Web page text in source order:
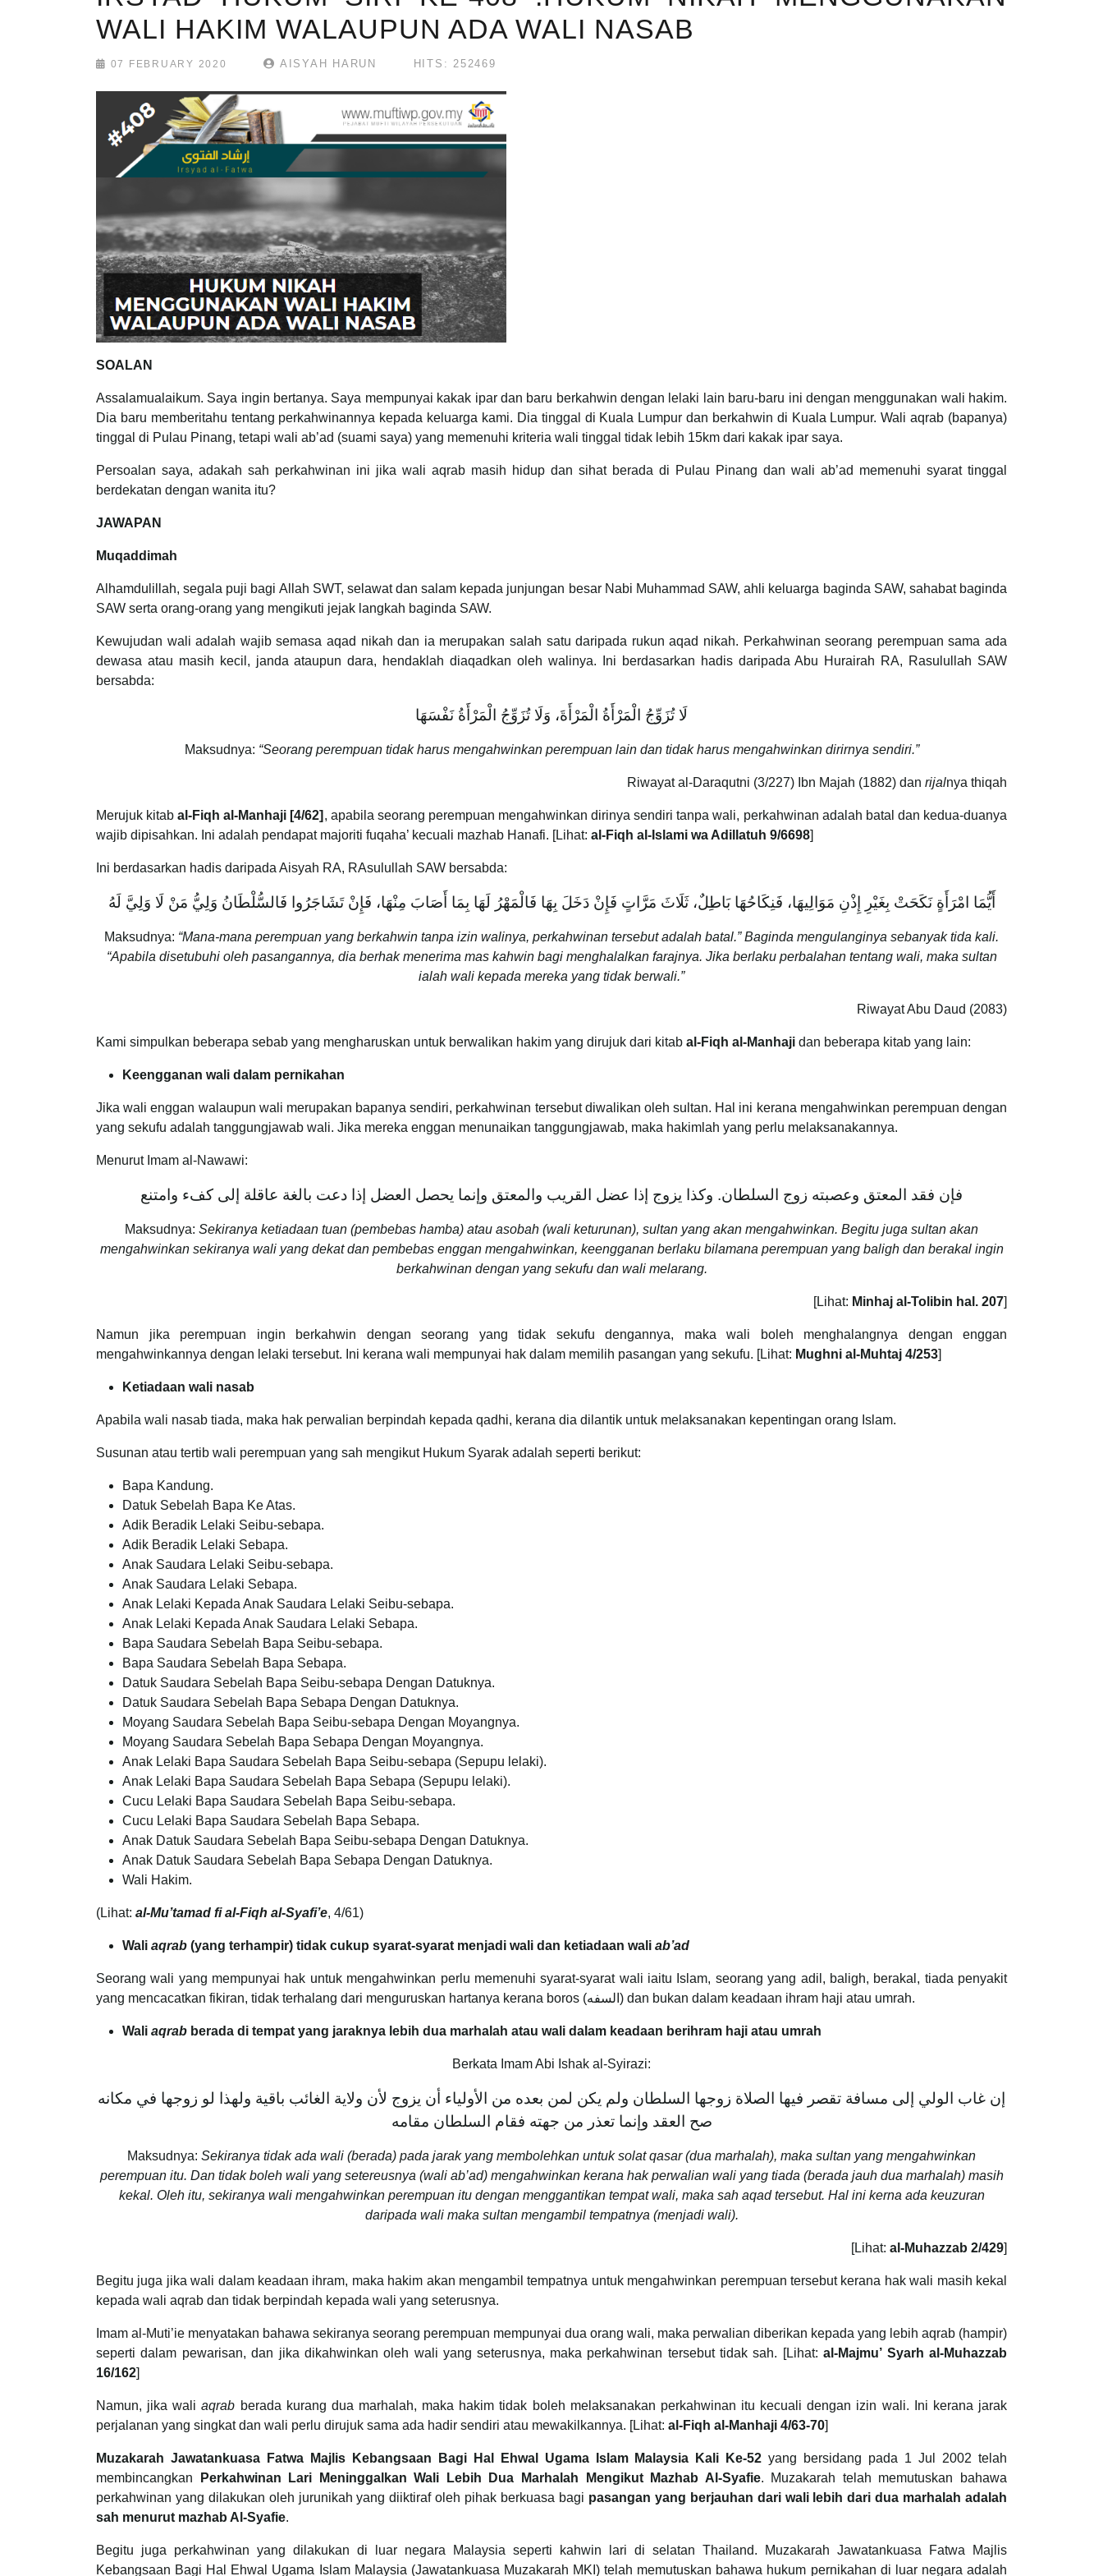
WALI HAKIM WALAUPUN ADA WALI NASAB
07 FEBRUARY 2020 AISYAH HARUN HITS: 252469
SOALAN
Assalamualaikum. Saya ingin bertanya. Saya mempunyai kakak ipar dan baru berkahwin dengan lelaki lain baru-baru ini dengan menggunakan wali hakim.
Dia baru memberitahu tentang perkahwinannya kepada keluarga kami. Dia tinggal di Kuala Lumpur dan berkahwin di Kuala Lumpur. Wali aqrab (bapanya)
tinggal di Pulau Pinang, tetapi wali ab’ad (suami saya) yang memenuhi kriteria wali tinggal tidak lebih 15km dari kakak ipar saya.
Persoalan saya, adakah sah perkahwinan ini jika wali aqrab masih hidup dan sihat berada di Pulau Pinang dan wali ab’ad memenuhi syarat tinggal
berdekatan dengan wanita itu?
JAWAPAN
Muqaddimah
Alhamdulillah, segala puji bagi Allah SWT, selawat dan salam kepada junjungan besar Nabi Muhammad SAW, ahli keluarga baginda SAW, sahabat baginda
SAW serta orang-orang yang mengikuti jejak langkah baginda SAW.
Kewujudan wali adalah wajib semasa aqad nikah dan ia merupakan salah satu daripada rukun aqad nikah. Perkahwinan seorang perempuan sama ada
dewasa atau masih kecil, janda ataupun dara, hendaklah diaqadkan oleh walinya. Ini berdasarkan hadis daripada Abu Hurairah RA, Rasulullah SAW
bersabda:
لَا تُزَوِّجُ الْمَرْأَةُ الْمَرْأَةَ، وَلَا تُزَوِّجُ الْمَرْأَةُ نَفْسَهَا
Maksudnya: “Seorang perempuan tidak harus mengahwinkan perempuan lain dan tidak harus mengahwinkan dirirnya sendiri.”
Riwayat al-Daraqutni (3/227) Ibn Majah (1882) dan rijalnya thiqah
Merujuk kitabal-Fiqh al-Manhaji [4/62] , apabila seorang perempuan mengahwinkan dirinya sendiri tanpa wali, perkahwinan adalah batal dan kedua-duanya
wajib dipisahkan. Ini adalah pendapat majoriti fuqaha’ kecuali mazhab Hanafi. [Lihat: al-Fiqh al-Islami wa Adillatuh 9/6698]
Ini berdasarkan hadis daripada Aisyah RA, RAsulullah SAW bersabda:
أَيُّمَا امْرَأَةٍ نَكَحَتْ بِغَيْرِ إِذْنِ مَوَالِيهَا، فَنِكَاحُهَا بَاطِلٌ، ثَلَاثَ مَرَّاتٍ فَإِنْ دَخَلَ بِهَا فَالْمَهْرُ لَهَا بِمَا أَصَابَ مِنْهَا، فَإِنْ تَشَاجَرُوا فَالسُّلْطَانُ وَلِيُّ مَنْ لَا وَلِيَّ لَهُ
Maksudnya: “Mana-mana perempuan yang berkahwin tanpa izin walinya, perkahwinan tersebut adalah batal.” Baginda mengulanginya sebanyak tida kali.
“Apabila disetubuhi oleh pasangannya, dia berhak menerima mas kahwin bagi menghalalkan farajnya. Jika berlaku perbalahan tentang wali, maka sultan
ialah wali kepada mereka yang tidak berwali.”
Riwayat Abu Daud (2083)
Kami simpulkan beberapa sebab yang mengharuskan untuk berwalikan hakim yang dirujuk dari kitab al-Fiqh al-Manhaji dan beberapa kitab yang lain:
Keengganan wali dalam pernikahan
Jika wali enggan walaupun wali merupakan bapanya sendiri, perkahwinan tersebut diwalikan oleh sultan. Hal ini kerana mengahwinkan perempuan dengan
yang sekufu adalah tanggungjawab wali. Jika mereka enggan menunaikan tanggungjawab, maka hakimlah yang perlu melaksanakannya.
Menurut Imam al-Nawawi:
فإن فقد المعتق وعصبته زوج السلطان. وكذا يزوج إذا عضل القريب والمعتق وإنما يحصل العضل إذا دعت بالغة عاقلة إلى كفء وامتنع
Maksudnya: Sekiranya ketiadaan tuan (pembebas hamba) atau asobah (wali keturunan), sultan yang akan mengahwinkan. Begitu juga sultan akan
mengahwinkan sekiranya wali yang dekat dan pembebas enggan mengahwinkan, keengganan berlaku bilamana perempuan yang baligh dan berakal ingin
berkahwinan dengan yang sekufu dan wali melarang.
[Lihat: Minhaj al-Tolibin hal. 207]
Namun jika perempuan ingin berkahwin dengan seorang yang tidak sekufu dengannya, maka wali boleh menghalangnya dengan enggan
mengahwinkannya dengan lelaki tersebut. Ini kerana wali mempunyai hak dalam memilih pasangan yang sekufu. [Lihat: Mughni al-Muhtaj 4/253]
Ketiadaan wali nasab
Apabila wali nasab tiada, maka hak perwalian berpindah kepada qadhi, kerana dia dilantik untuk melaksanakan kepentingan orang Islam.
Susunan atau tertib wali perempuan yang sah mengikut Hukum Syarak adalah seperti berikut:
Bapa Kandung.
Datuk Sebelah Bapa Ke Atas.
Adik Beradik Lelaki Seibu-sebapa.
Adik Beradik Lelaki Sebapa.
Anak Saudara Lelaki Seibu-sebapa.
Anak Saudara Lelaki Sebapa.
Anak Lelaki Kepada Anak Saudara Lelaki Seibu-sebapa.
Anak Lelaki Kepada Anak Saudara Lelaki Sebapa.
Bapa Saudara Sebelah Bapa Seibu-sebapa.
Bapa Saudara Sebelah Bapa Sebapa.
Datuk Saudara Sebelah Bapa Seibu-sebapa Dengan Datuknya.
Datuk Saudara Sebelah Bapa Sebapa Dengan Datuknya.
Moyang Saudara Sebelah Bapa Seibu-sebapa Dengan Moyangnya.
Moyang Saudara Sebelah Bapa Sebapa Dengan Moyangnya.
Anak Lelaki Bapa Saudara Sebelah Bapa Seibu-sebapa (Sepupu lelaki).
Anak Lelaki Bapa Saudara Sebelah Bapa Sebapa (Sepupu lelaki).
Cucu Lelaki Bapa Saudara Sebelah Bapa Seibu-sebapa.
Cucu Lelaki Bapa Saudara Sebelah Bapa Sebapa.
Anak Datuk Saudara Sebelah Bapa Seibu-sebapa Dengan Datuknya.
Anak Datuk Saudara Sebelah Bapa Sebapa Dengan Datuknya.
Wali Hakim.
(Lihat: al-Mu’tamad fi al-Fiqh al-Syafi’e, 4/61)
Wali aqrab (yang terhampir) tidak cukup syarat-syarat menjadi wali dan ketiadaan wali ab’ad
Seorang wali yang mempunyai hak untuk mengahwinkan perlu memenuhi syarat-syarat wali iaitu Islam, seorang yang adil, baligh, berakal, tiada penyakit
yang mencacatkan fikiran, tidak terhalang dari menguruskan hartanya kerana boros (السفه) dan bukan dalam keadaan ihram haji atau umrah.
Wali aqrab berada di tempat yang jaraknya lebih dua marhalah atau wali dalam keadaan berihram haji atau umrah
Berkata Imam Abi Ishak al-Syirazi:
إن غاب الولي إلى مسافة تقصر فيها الصلاة زوجها السلطان ولم يكن لمن بعده من الأولياء أن يزوج لأن ولاية الغائب باقية ولهذا لو زوجها في مكانه
صح العقد وإنما تعذر من جهته فقام السلطان مقامه
Maksudnya: Sekiranya tidak ada wali (berada) pada jarak yang membolehkan untuk solat qasar (dua marhalah), maka sultan yang mengahwinkan
perempuan itu. Dan tidak boleh wali yang setereusnya (wali ab’ad) mengahwinkan kerana hak perwalian wali yang tiada (berada jauh dua marhalah) masih
kekal. Oleh itu, sekiranya wali mengahwinkan perempuan itu dengan menggantikan tempat wali, maka sah aqad tersebut. Hal ini kerna ada keuzuran
daripada wali maka sultan mengambil tempatnya (menjadi wali).
[Lihat: al-Muhazzab 2/429]
Begitu juga jika wali dalam keadaan ihram, maka hakim akan mengambil tempatnya untuk mengahwinkan perempuan tersebut kerana hak wali masih kekal
kepada wali aqrab dan tidak berpindah kepada wali yang seterusnya.
Imam al-Muti’ie menyatakan bahawa sekiranya seorang perempuan mempunyai dua orang wali, maka perwalian diberikan kepada yang lebih aqrab (hampir)
seperti dalam pewarisan, dan jika dikahwinkan oleh wali yang seterusnya, maka perkahwinan tersebut tidak sah. [Lihat:al-Majmu’ Syarh al-Muhazzab
16/162]
Namun, jika waliaqrab berada kurang dua marhalah, maka hakim tidak boleh melaksanakan perkahwinan itu kecuali dengan izin wali. Ini kerana jarak
perjalanan yang singkat dan wali perlu dirujuk sama ada hadir sendiri atau mewakilkannya. [Lihat: al-Fiqh al-Manhaji 4/63-70]
Muzakarah Jawatankuasa Fatwa Majlis Kebangsaan Bagi Hal Ehwal Ugama Islam Malaysia Kali Ke-52 yang bersidang pada 1 Jul 2002 telah
membincangkan
Perkahwinan Lari Meninggalkan Wali Lebih Dua Marhalah Mengikut Mazhab Al-Syafie. Muzakarah telah memutuskan bahawa
perkahwinan yang dilakukan oleh jurunikah yang diiktiraf oleh pihak berkuasa bagi pasangan yang berjauhan dari wali lebih dari dua marhalah adalah
sah menurut mazhab Al-Syafie.
Begitu juga perkahwinan yang dilakukan di luar negara Malaysia seperti kahwin lari di selatan Thailand. Muzakarah Jawatankuasa Fatwa Majlis
Kebangsaan Bagi Hal Ehwal Ugama Islam Malaysia (Jawatankuasa Muzakarah MKI) telah memutuskan bahawa hukum pernikahan di luar negara adalah